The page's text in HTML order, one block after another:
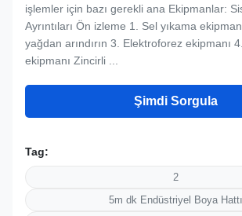
işlemler için bazı gerekli ana Ekipmanlar:
Ayrıntıları Ön izleme 1. Sel yıkama
yağdan arındırın 3. Elektroforez ekipmanı
ekipmanı Zincirli ...
Şimdi Sorgula
Tag:
2
5m dk Endüstriyel Boya Hattı